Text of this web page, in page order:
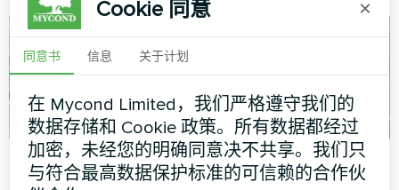
采用 Mycond 模块化
热泵 STANDARD
裁缝和服装设计工作
室
Cookie 同意 ×
同意书 信息 关于计划
在 Mycond Limited，我们严格遵守我们的
数据存储和 Cookie 政策。所有数据都经过
加密，未经您的明确同意决不共享。我们只
与符合最高数据保护标准的可信赖的合作伙